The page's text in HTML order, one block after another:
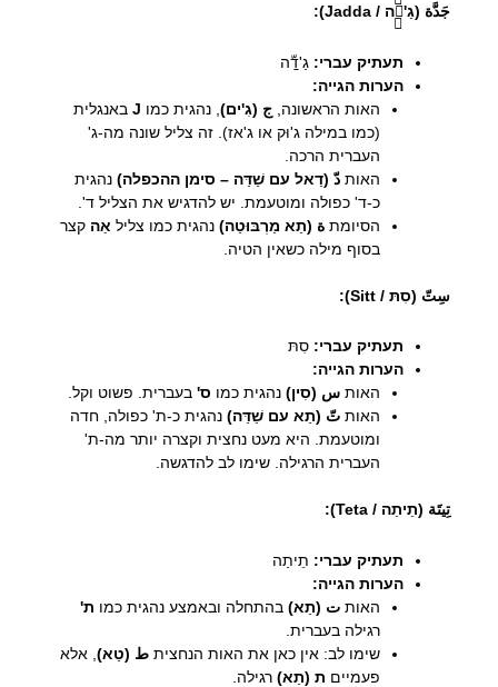
جَدَّة (גַ'דַّה / Jadda):
תעתיק עברי: גַ'דַّה
הערות הגייה:
האות הראשונה, ج (גִ'ים), נהגית כמו Jבאנגלית
(כמו במילה ג'וּק או ג'אז). זה צליל שונה מה-ג'
העברית הרכה.
האות دّ (דַאל עם שַׁדַּה – סימן ההכפלה)נהגית
כ-ד' כפולה ומוטעמת. יש להדגיש את הצליל ד'.
הסיומת ة (תַא מַרְבּוּטַה)נהגית כמו צליל אַה קצר
בסוף מילה כשאין הטיה.
سِتّ (סִתּ / Sitt):
תעתיק עברי: סִתּ
הערות הגייה:
האות س (סִין)נהגית כמו ס'בעברית. פשוט וקל.
האות تّ (תַא עם שַׁדַּה)נהגית כ-ת' כפולה, חדה
ומוטעמת. היא מעט נחצית וקצרה יותר מה-ת'
העברית הרגילה. שימו לב להדגשה.
تِيتَة (תֵיתַה / Teta):
תעתיק עברי: תֵיתַה
הערות הגייה:
האות ت (תַא)בהתחלה ובאמצע נהגית כמו ת'
רגילה בעברית.
שימו לב: אין כאן את האות הנחצית ط (טַא), אלא
פעמיים ת (תַא)רגילה.